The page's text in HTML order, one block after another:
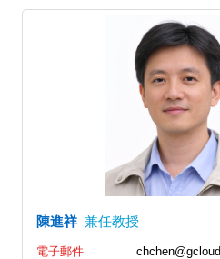
陳進祥 兼任教授
電子郵件